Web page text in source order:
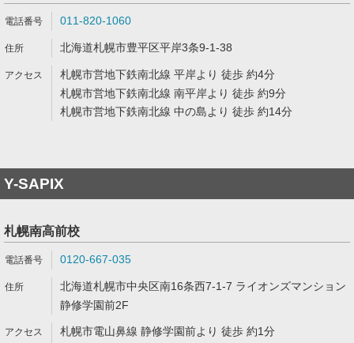
011-820-1060
北海道札幌市豊平区平岸3条9-1-38
札幌市営地下鉄南北線 平岸より 徒歩 約4分
札幌市営地下鉄南北線 南平岸より 徒歩 約9分
札幌市営地下鉄南北線 中の島より 徒歩 約14分
Y-SAPIX
札幌南高前校
0120-667-035
北海道札幌市中央区南16条西7-1-7 ライオンズマンション
静修学園前2F
札幌市電山鼻線 静修学園前より 徒歩 約1分